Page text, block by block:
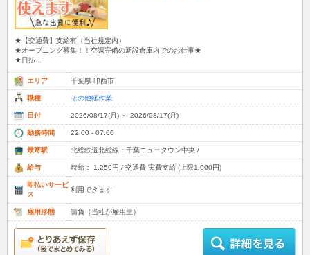
★【交通費】支給有（当社規定内）
★オープニング募集！！空調完備の新設倉庫内でのお仕事★
★日払...
エリア 千葉県 印西市
職種 その他軽作業
日付 2026/08/17(月) ～ 2026/08/17(月)
勤務時間 22:00 - 07:00
最寄駅 北総鉄道北総線：千葉ニュータウン中央 /
給与 時給： 1,250円 / 交通費 実費支給 (上限1,000円)
即払いサービ
ス
利用できます
雇用形態 請負（当社が雇用主）